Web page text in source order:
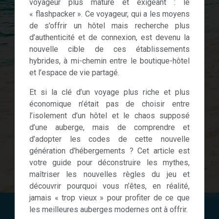
voyageur plus mature et exigeant : le
« flashpacker ». Ce voyageur, qui a les moyens
de s’offrir un hôtel mais recherche plus
d’authenticité et de connexion, est devenu la
nouvelle cible de ces établissements
hybrides, à mi-chemin entre le boutique-hôtel
et l’espace de vie partagé.
Et si la clé d’un voyage plus riche et plus
économique n’était pas de choisir entre
l’isolement d’un hôtel et le chaos supposé
d’une auberge, mais de comprendre et
d’adopter les codes de cette nouvelle
génération d’hébergements ? Cet article est
votre guide pour déconstruire les mythes,
maîtriser les nouvelles règles du jeu et
découvrir pourquoi vous n’êtes, en réalité,
jamais « trop vieux » pour profiter de ce que
les meilleures auberges modernes ont à offrir.